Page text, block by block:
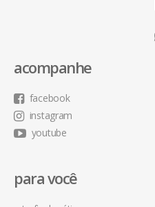
acompanhe
facebook
instagram
youtube
para você